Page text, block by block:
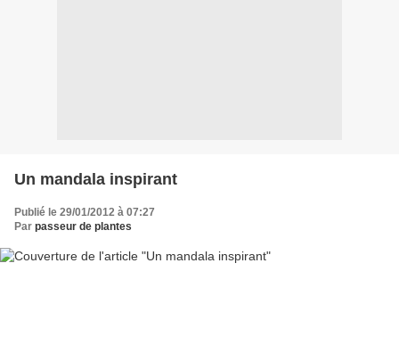
Un mandala inspirant
Publié le 29/01/2012 à 07:27
Par passeur de plantes